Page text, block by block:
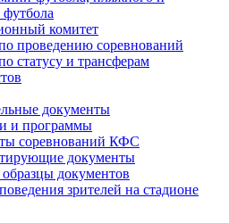
комитет
проведению соревнований
статусу и трансферам
документы
и программы
соревнований КФС
документы
документов
зрителей на стадионе